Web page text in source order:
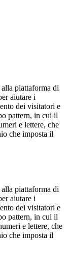
piattaforma di
aiutare i
dei visitatori e
pattern, in cui il
e lettere, che
che imposta il
piattaforma di
aiutare i
dei visitatori e
pattern, in cui il
e lettere, che
che imposta il